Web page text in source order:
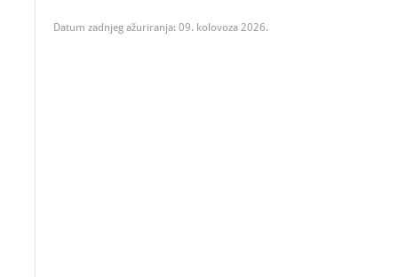
Datum zadnjeg ažuriranja: 09. kolovoza 2026.